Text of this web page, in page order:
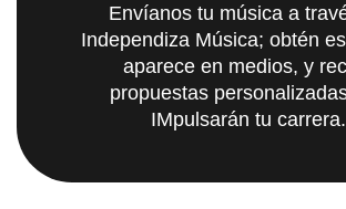
Envíanos tu música a
Independiza Música; obtén
aparece en medios, y
propuestas
IMpulsarán tu carrera.